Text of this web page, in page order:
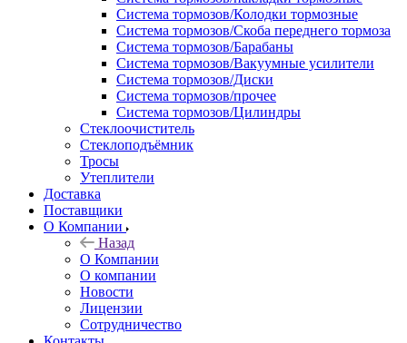
Система тормозов/Колодки тормозные
Система тормозов/Скоба переднего тормоза
Система тормозов/Барабаны
Система тормозов/Вакуумные усилители
Система тормозов/Диски
Система тормозов/прочее
Система тормозов/Цилиндры
Стеклоочиститель
Стеклоподъёмник
Тросы
Утеплители
Доставка
Поставщики
О Компании
Назад
О Компании
О компании
Новости
Лицензии
Сотрудничество